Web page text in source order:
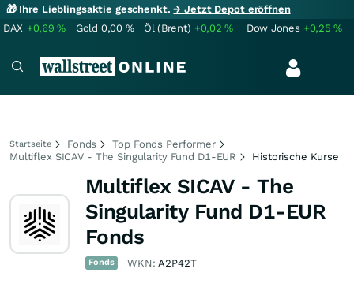
🎁 Ihre Lieblingsaktie geschenkt.→ Jetzt Depot eröffnen
DAX +0,69% Gold 0,00 % Öl (Brent) +0,02% Dow Jones +0,25%
Startseite Fonds
Top Fonds Performer
Multiflex SICAV - The Singularity Fund D1-EUR
Historische Kurse
Multiflex SICAV - The
Singularity Fund D1-EUR
Fonds
Fonds WKN:A2P42T